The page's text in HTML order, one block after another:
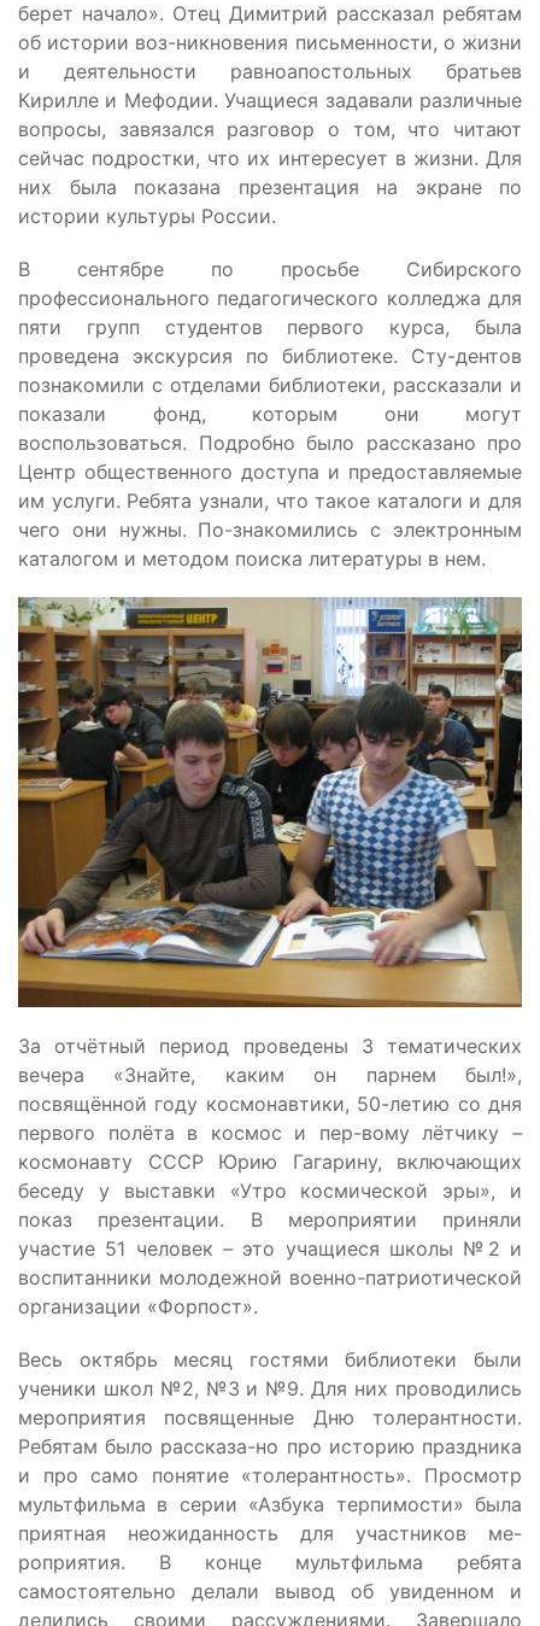
берет начало». Отец Димитрий рассказал ребятам
об истории воз-никновения письменности, о жизни
и деятельности равноапостольных братьев
Кирилле и Мефодии. Учащиеся задавали различные
вопросы, завязался разговор о том, что читают
сейчас подростки, что их интересует в жизни. Для
них была показана презентация на экране по
истории культуры России.
В сентябре по просьбе Сибирского
профессионального педагогического колледжа для
пяти групп студентов первого курса, была
проведена экскурсия по библиотеке. Сту-дентов
познакомили с отделами библиотеки, рассказали и
показали фонд, которым они могут
воспользоваться. Подробно было рассказано про
Центр общественного доступа и предоставляемые
им услуги. Ребята узнали, что такое каталоги и для
чего они нужны. По-знакомились с электронным
каталогом и методом поиска литературы в нем.
За отчётный период проведены 3 тематических
вечера «Знайте, каким он парнем был!»,
посвящённой году космонавтики, 50-летию со дня
первого полёта в космос и пер-вому лётчику –
космонавту СССР Юрию Гагарину, включающих
беседу у выставки «Утро космической эры», и
показ презентации. В мероприятии приняли
участие 51 человек – это учащиеся школы №2 и
воспитанники молодежной военно-патриотической
организации «Форпост».
Весь октябрь месяц гостями библиотеки были
ученики школ №2, №3 и №9. Для них проводились
мероприятия посвященные Дню толерантности.
Ребятам было рассказа-но про историю праздника
и про само понятие «толерантность». Просмотр
мультфильма в серии «Азбука терпимости» была
приятная неожиданность для участников ме-
роприятия. В конце мультфильма ребята
самостоятельно делали вывод об увиденном и
делились своими рассуждениями. Завершало